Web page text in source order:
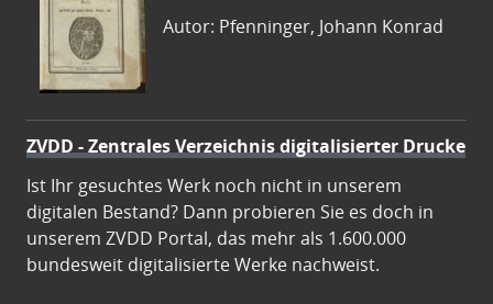
Autor: Pfenninger, Johann Konrad
ZVDD - Zentrales Verzeichnis digitalisierter Drucke
Ist Ihr gesuchtes Werk noch nicht in unserem
digitalen Bestand? Dann probieren Sie es doch in
unserem ZVDD Portal, das mehr als 1.600.000
bundesweit digitalisierte Werke nachweist.